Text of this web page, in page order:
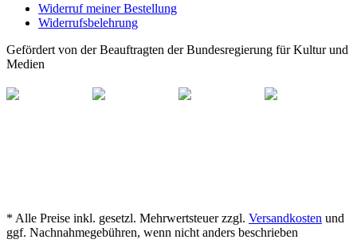
Widerruf meiner Bestellung
Widerrufsbelehrung
Gefördert von der Beauftragten der Bundesregierung für Kultur und
Medien
* Alle Preise inkl. gesetzl. Mehrwertsteuer zzgl. Versandkosten und
ggf. Nachnahmegebühren, wenn nicht anders beschrieben